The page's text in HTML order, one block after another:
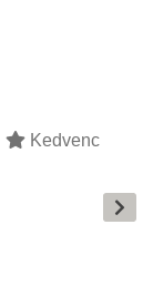
Kedvenc